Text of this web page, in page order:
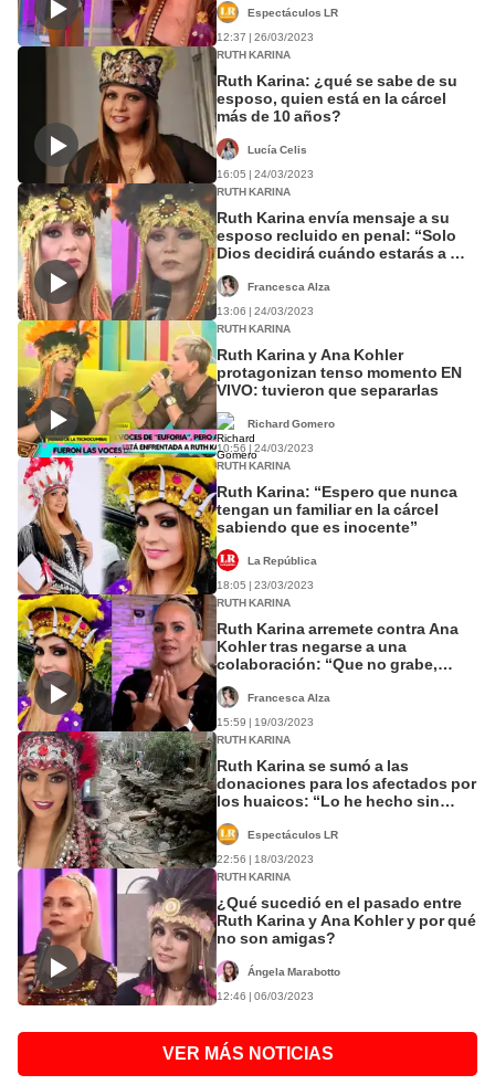
Espectáculos LR
12:37 | 26/03/2023
RUTH KARINA
Ruth Karina: ¿qué se sabe de su
esposo, quien está en la cárcel
más de 10 años?
Lucía Celis
16:05 | 24/03/2023
RUTH KARINA
Ruth Karina envía mensaje a su
esposo recluido en penal: “Solo
Dios decidirá cuándo estarás a mi
Francesca Alza
13:06 | 24/03/2023
RUTH KARINA
Ruth Karina y Ana Kohler
protagonizan tenso momento EN
VIVO: tuvieron que separarlas
Richard Gomero
10:56 | 24/03/2023
RUTH KARINA
Ruth Karina: “Espero que nunca
tengan un familiar en la cárcel
sabiendo que es inocente”
La República
18:05 | 23/03/2023
RUTH KARINA
Ruth Karina arremete contra Ana
Kohler tras negarse a una
colaboración: “Que no grabe,
Francesca Alza
15:59 | 19/03/2023
RUTH KARINA
Ruth Karina se sumó a las
donaciones para los afectados por
los huaicos: “Lo he hecho sin
Espectáculos LR
22:56 | 18/03/2023
RUTH KARINA
¿Qué sucedió en el pasado entre
Ruth Karina y Ana Kohler y por qué
no son amigas?
Ángela Marabotto
12:46 | 06/03/2023
VER MÁS NOTICIAS